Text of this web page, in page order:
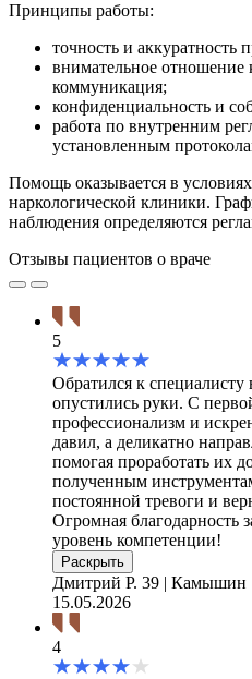
Принципы работы:
точность и
внимательное отношение
коммуникация;
конфиденциальность и
работа по внутренним
установленным
Помощь оказывается в
наркологической клиники.
наблюдения определяются
Отзывы пациентов о враче
5
Обратился к специалисту
опустились руки. С
профессионализм и
давил, а деликатно
помогая проработать их
полученным
постоянной тревоги и
Огромная благодарность
уровень компетенции!
Раскрыть
Дмитрий Р. 39 | Камышин
15.05.2026
4